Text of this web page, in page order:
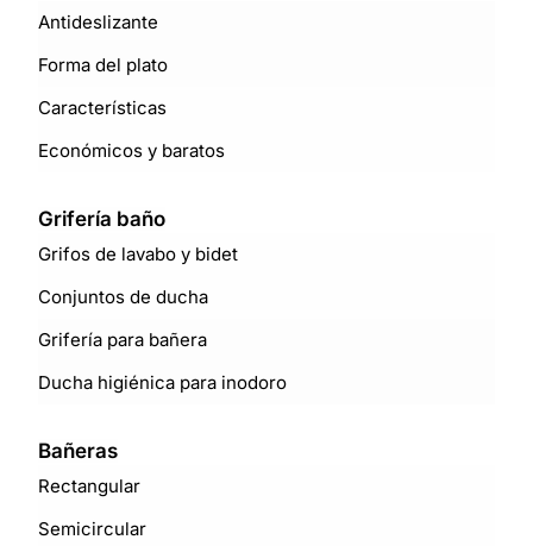
Antideslizante
Forma del plato
Características
Económicos y baratos
Grifería baño
Grifos de lavabo y bidet
Conjuntos de ducha
Grifería para bañera
Ducha higiénica para inodoro
Bañeras
Rectangular
Semicircular